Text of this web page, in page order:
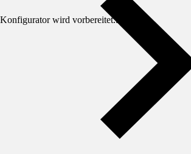
Konfigurator wird vorbereitet...